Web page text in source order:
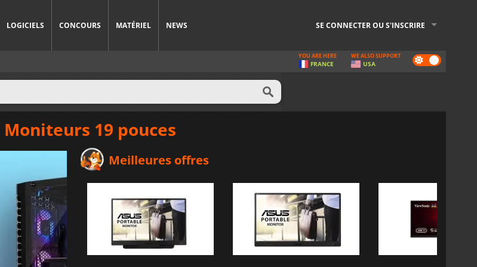
LOGICIELS CONCOURS MATÉRIEL NEWS SE CONNECTER OU S'INSCRIRE
Dark
mode
YOU ARE HERE
FRANCE
WE ALSO SUPPORT
USA
Moniteurs 19 pouces
Meilleures offres